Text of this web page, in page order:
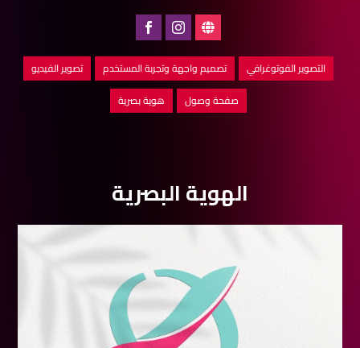
التصوير الفوتوغرافي تصميم واجهة وتجربة المستخدم
تصوير الفيديو
صفحة وصول
هوية بصرية
الهوية البصرية